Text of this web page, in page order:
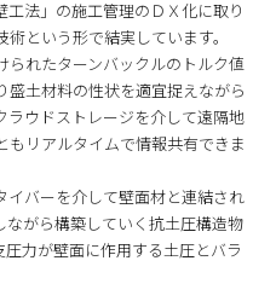
法」の施工管理のＤＸ化に取り
という形で結実しています。
られたターンバックルのトルク値
盛土材料の性状を適宜捉えながら
ラウドストレージを介して遠隔地
リアルタイムで情報共有できま
イバーを介して壁面材と連結され
がら構築していく抗土圧構造物
力が壁面に作用する土圧とバラ